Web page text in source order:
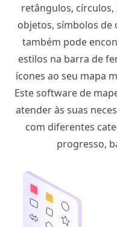
retângulos,
objetos, símbolos de
também pode
estilos na barra de
ícones ao seu mapa
Este software de
atender às suas
com diferentes
progresso,